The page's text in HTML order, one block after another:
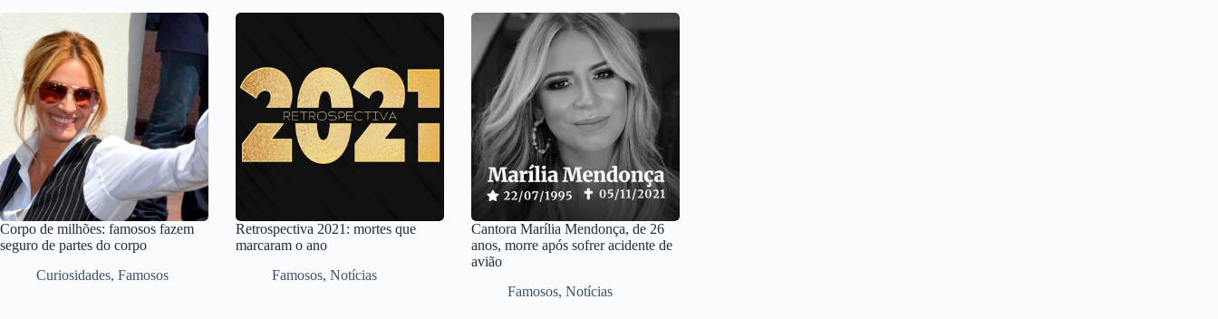
Corpo de milhões: famosos fazem
seguro de partes do corpo
Curiosidades, Famosos
Retrospectiva 2021: mortes que
marcaram o ano
Famosos, Notícias
Cantora Marília Mendonça, de 26
anos, morre após sofrer acidente de
avião
Famosos, Notícias